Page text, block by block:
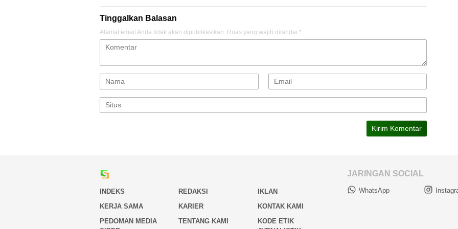
Tinggalkan Balasan
Alamat email Anda tidak akan dipublikasikan. Ruas yang wajib ditandai *
INDEKS REDAKSI
IKLAN
KERJA SAMA
KARIER
KONTAK KAMI
PEDOMAN MEDIA
TENTANG KAMI
KODE ETIK
JARINGAN SOCIAL
WhatsApp